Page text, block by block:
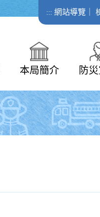
::: 網站導覽
本局簡介 防